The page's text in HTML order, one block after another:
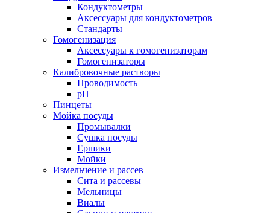
Кондуктометры
Аксессуары для кондуктометров
Стандарты
Гомогенизация
Аксессуары к гомогенизаторам
Гомогенизаторы
Калибровочные растворы
Проводимость
pH
Пинцеты
Мойка посуды
Промывалки
Сушка посуды
Ершики
Мойки
Измельчение и рассев
Сита и рассевы
Мельницы
Виалы